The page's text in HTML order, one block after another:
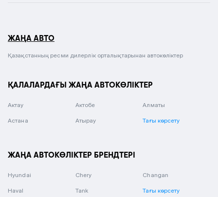
ЖАҢА АВТО
Қазақстанның ресми дилерлік орталықтарынан автокөліктер
ҚАЛАЛАРДАҒЫ ЖАҢА АВТОКӨЛІКТЕР
Актау Актобе Алматы
Астана Атырау Тағы көрсету
ЖАҢА АВТОКӨЛІКТЕР БРЕНДТЕРІ
Hyundai Chery Changan
Haval Tank Тағы көрсету